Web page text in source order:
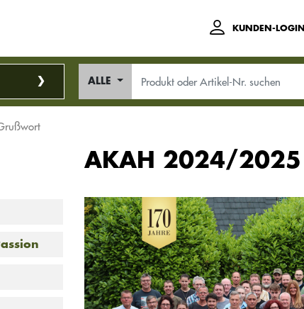
KUNDEN-LOGIN
ALLE
AKAH 2024/2025